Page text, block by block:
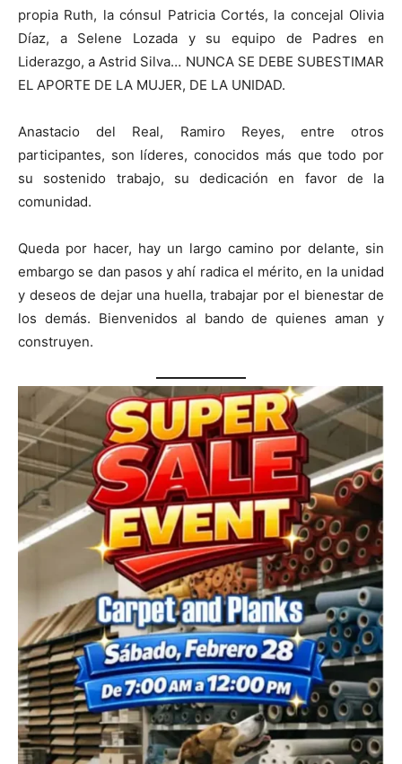
propia Ruth, la cónsul Patricia Cortés, la concejal Olivia
Díaz, a Selene Lozada y su equipo de Padres en
Liderazgo, a Astrid Silva… NUNCA SE DEBE SUBESTIMAR
EL APORTE DE LA MUJER, DE LA UNIDAD.
Anastacio del Real, Ramiro Reyes, entre otros
participantes, son líderes, conocidos más que todo por
su sostenido trabajo, su dedicación en favor de la
comunidad.
Queda por hacer, hay un largo camino por delante, sin
embargo se dan pasos y ahí radica el mérito, en la unidad
y deseos de dejar una huella, trabajar por el bienestar de
los demás. Bienvenidos al bando de quienes aman y
construyen.